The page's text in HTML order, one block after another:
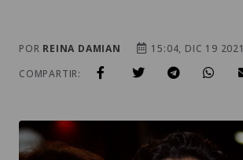
POR REINA DAMIAN
15:04, DIC 19 2021
COMPARTIR: